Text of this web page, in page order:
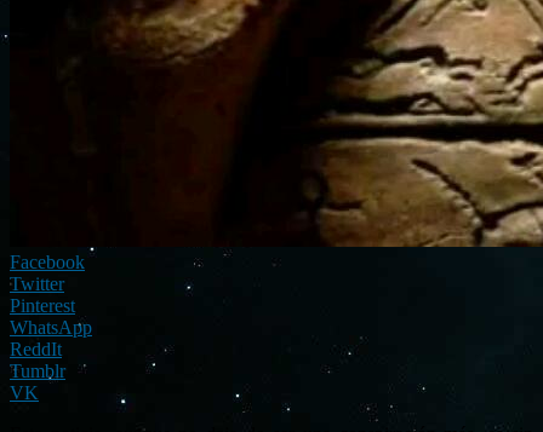
Facebook
Twitter
Pinterest
WhatsApp
ReddIt
Tumblr
VK